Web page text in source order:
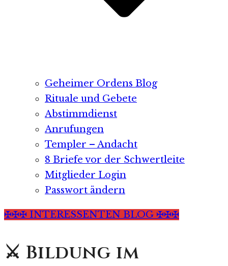
Geheimer Ordens Blog
Rituale und Gebete
Abstimmdienst
Anrufungen
Templer – Andacht
8 Briefe vor der Schwertleite
Mitglieder Login
Passwort ändern
✠✠✠ INTERESSENTEN BLOG ✠✠✠
⚔️ Bildung im